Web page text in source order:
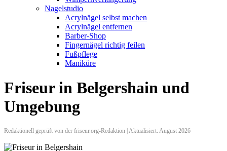
Nagelstudio
Acrylnägel selbst machen
Acrylnägel entfernen
Barber-Shop
Fingernägel richtig feilen
Fußpflege
Maniküre
Friseur in Belgershain und
Umgebung
Redaktionell geprüft von der friseur.org-Redaktion | Aktualisiert: August 2026